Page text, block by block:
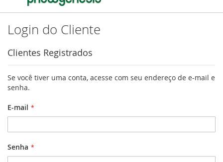
Login do Cliente
Clientes Registrados
Se você tiver uma conta, acesse com seu endereço de e-mail e
senha.
E-mail
Senha